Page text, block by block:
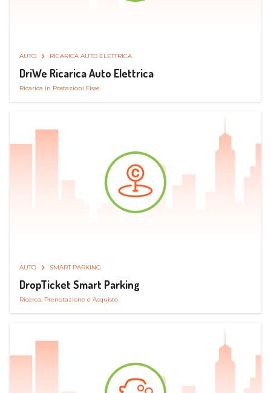
AUTO RICARICA AUTO ELETTRICA
DriWe Ricarica Auto Elettrica
Ricarica in Postazioni Fisse
AUTO SMART PARKING
DropTicket Smart Parking
Ricerca, Prenotazione e Acquisto